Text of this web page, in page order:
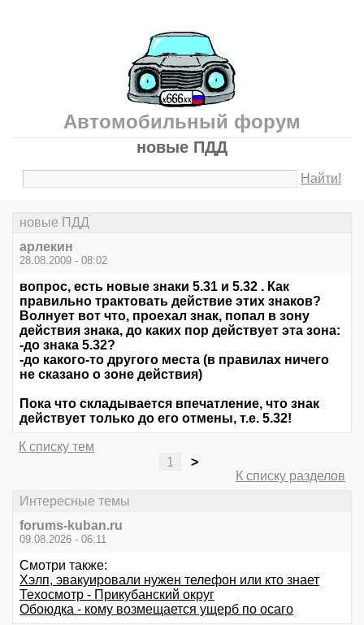
Автомобильный форум
новые ПДД
Найти!
новые ПДД
арлекин
28.08.2009 - 08:02
вопрос, есть новые знаки 5.31 и 5.32 . Как
правильно трактовать действие этих знаков?
Волнует вот что, проехал знак, попал в зону
действия знака, до каких пор действует эта зона:
-до знака 5.32?
-до какого-то другого места (в правилах ничего
не сказано о зоне действия)
Пока что складывается впечатление, что знак
действует только до его отмены, т.е. 5.32!
К списку тем
1
>
К списку разделов
Интересные темы
forums-kuban.ru
09.08.2026 - 06:11
Смотри также:
Хэлп, эвакуировали нужен телефон или кто знает
Техосмотр - Прикубанский округ
Обоюдка - кому возмещается ущерб по осаго